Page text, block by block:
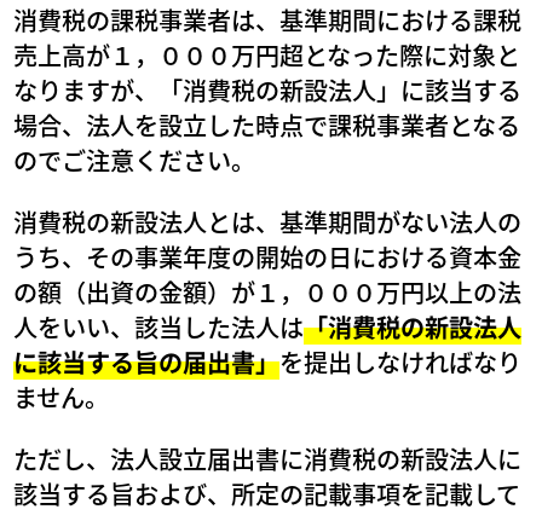
消費税の課税事業者は、基準期間における課税
売上高が１，０００万円超となった際に対象と
なりますが、「消費税の新設法人」に該当する
場合、法人を設立した時点で課税事業者となる
のでご注意ください。
消費税の新設法人とは、基準期間がない法人の
うち、その事業年度の開始の日における資本金
の額（出資の金額）が１，０００万円以上の法
人をいい、該当した法人は「消費税の新設法人
に該当する旨の届出書」を提出しなければなり
ません。
ただし、法人設立届出書に消費税の新設法人に
該当する旨および、所定の記載事項を記載して